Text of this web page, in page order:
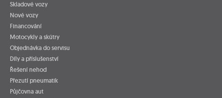
Skladové vozy
Nové vozy
Financování
Motocykly a skútry
Objednávka do servisu
Díly a příslušenství
Řešení nehod
Přezutí pneumatik
Půjčovna aut